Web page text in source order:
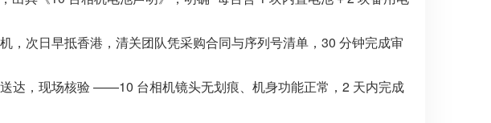
，次日早抵香港，清关团队凭采购合同与序列号清单，30 分钟完成审
达，现场核验 ——10 台相机镜头无划痕、机身功能正常，2 天内完成